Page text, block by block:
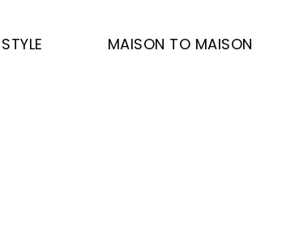
STYLE MAISON TO MAISON